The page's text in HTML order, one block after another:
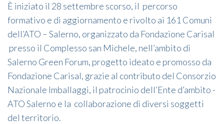
È iniziato il 28 settembre scorso, il percorso
formativo e di aggiornamento e rivolto ai 161 Comuni
dell’ATO – Salerno, organizzato da Fondazione Carisal
presso il Complesso san Michele, nell’ambito di
Salerno Green Forum, progetto ideato e promosso da
Fondazione Carisal, grazie al contributo del Consorzio
Nazionale Imballaggi, il patrocinio dell’Ente d’ambito -
ATO Salerno e la collaborazione di diversi soggetti
del territorio.